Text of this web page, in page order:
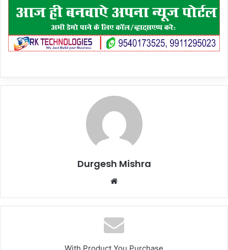
Durgesh Mishra
Website
With Product You Purchase